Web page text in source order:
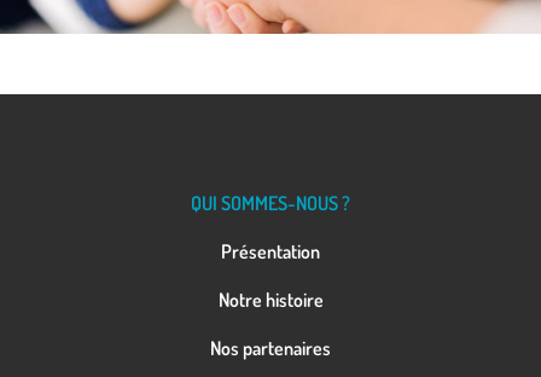
QUI SOMMES-NOUS ?
Présentation
Notre histoire
Nos partenaires